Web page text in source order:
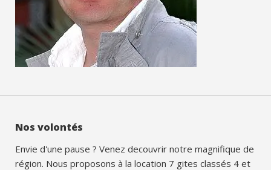
Nos volontés
Envie d'une pause ? Venez decouvrir notre magnifique de
région. Nous proposons à la location 7 gites classés 4 et